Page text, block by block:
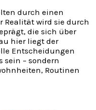
durch einen
Realität wird sie durch
die sich über
hier liegt der
Entscheidungen
– sondern
Routinen